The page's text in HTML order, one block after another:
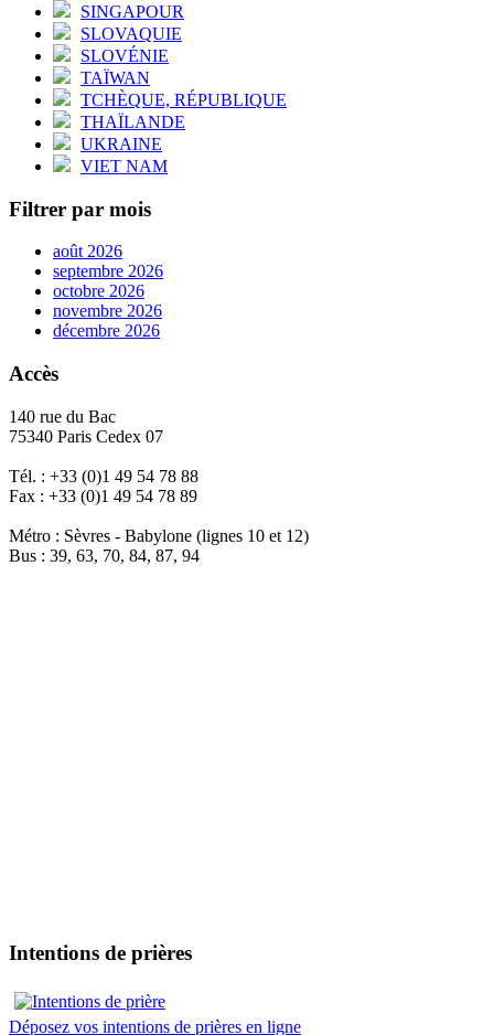
SINGAPOUR
SLOVAQUIE
SLOVÉNIE
TAÏWAN
TCHÈQUE, RÉPUBLIQUE
THAÏLANDE
UKRAINE
VIET NAM
Filtrer par mois
août 2026
septembre 2026
octobre 2026
novembre 2026
décembre 2026
Accès
140 rue du Bac
75340 Paris Cedex 07
Tél. : +33 (0)1 49 54 78 88
Fax : +33 (0)1 49 54 78 89
Métro : Sèvres - Babylone (lignes 10 et 12)
Bus : 39, 63, 70, 84, 87, 94
Intentions de prières
Déposez vos intentions de prières en ligne